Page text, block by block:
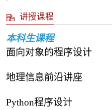
讲授课程
本科生课程
面向对象的程序设计
地理信息前沿讲座
Python程序设计